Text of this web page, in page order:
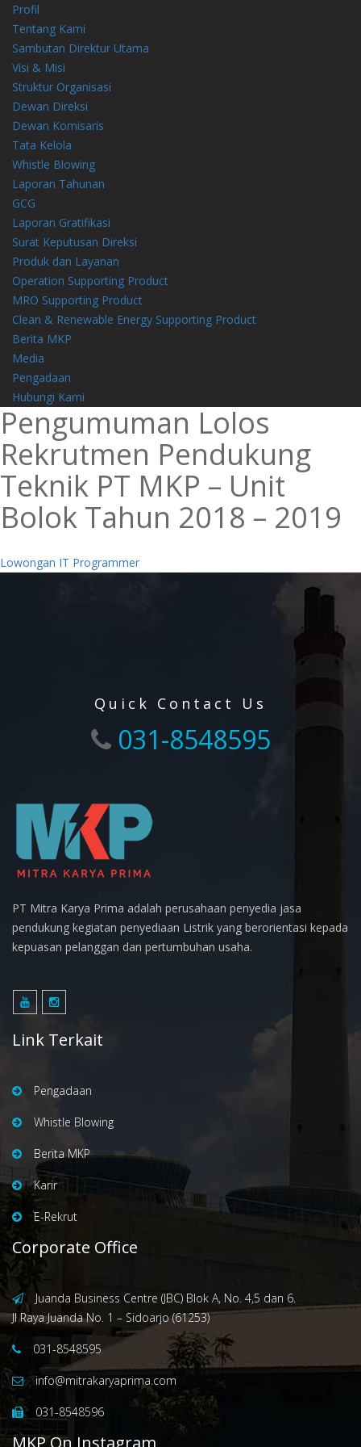
Profil
Tentang Kami
Sambutan Direktur Utama
Visi & Misi
Struktur Organisasi
Dewan Direksi
Dewan Komisaris
Tata Kelola
Whistle Blowing
Laporan Tahunan
GCG
Laporan Gratifikasi
Surat Keputusan Direksi
Produk dan Layanan
Operation Supporting Product
MRO Supporting Product
Clean & Renewable Energy Supporting Product
Berita MKP
Media
Pengadaan
Hubungi Kami
Pengumuman Lolos
Rekrutmen Pendukung
Teknik PT MKP – Unit
Bolok Tahun 2018 – 2019
Navigasi
Lowongan IT Programmer
Quick Contact Us
031-8548595
PT Mitra Karya Prima adalah perusahaan penyedia jasa
pendukung kegiatan penyediaan Listrik yang berorientasi kepada
kepuasan pelanggan dan pertumbuhan usaha.
Link Terkait
Pengadaan
Whistle Blowing
Berita MKP
Karir
E-Rekrut
Corporate Office
Juanda Business Centre (JBC) Blok A, No. 4,5 dan 6.
Jl Raya Juanda No. 1 – Sidoarjo (61253)
031-8548595
info@mitrakaryaprima.com
031-8548596
MKP On Instagram